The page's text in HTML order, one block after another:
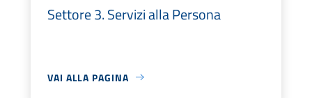
Settore 3. Servizi alla Persona
VAI ALLA PAGINA